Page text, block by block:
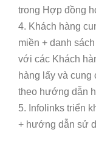
trong Hợp đồng
4. Khách hàng
miền + danh
với các Khách
hàng lấy và cung
theo hướng dẫn
5. Infolinks triển
+ hướng dẫn sử